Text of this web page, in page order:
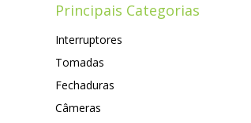
Principais Categorias
Interruptores
Tomadas
Fechaduras
Câmeras